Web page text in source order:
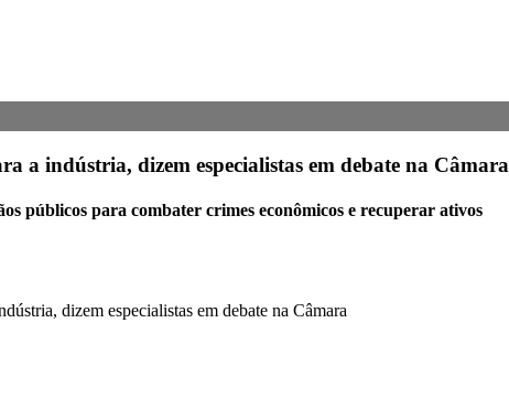
a indústria, dizem especialistas em debate na Câmara
públicos para combater crimes econômicos e recuperar ativos